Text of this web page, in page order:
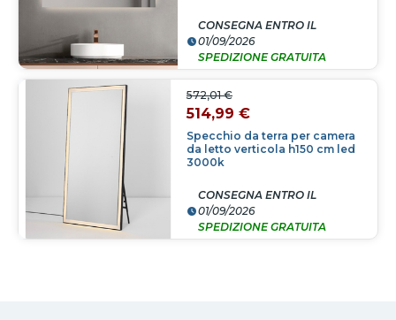
CONSEGNA ENTRO IL
01/09/2026
SPEDIZIONE GRATUITA
Specchio da terra per camera
da letto verticola h150 cm led
3000k
572,01 €
514,99 €
CONSEGNA ENTRO IL
01/09/2026
SPEDIZIONE GRATUITA